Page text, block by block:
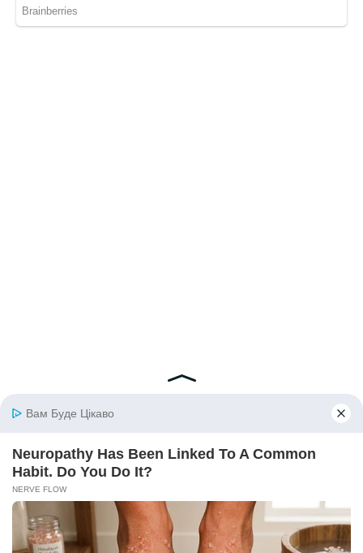
© 2026 iBilingua
Політика конфіденційності та умови користування
сайтом (Privacy Policy)